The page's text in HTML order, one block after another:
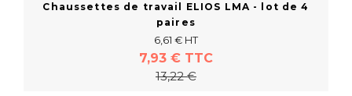
Chaussettes de travail ELIOS LMA - lot de 4
paires
6,61 € HT
7,93 € TTC
13,22 €